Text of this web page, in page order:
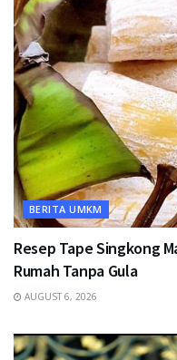
BERITA UMKM
Resep Tape Singkong
Rumah Tanpa Gula
AUGUST 6, 2026